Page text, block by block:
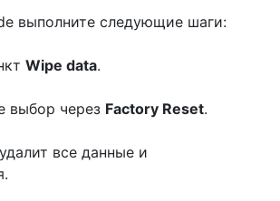
выполните следующие шаги:
Wipe data.
выбор через Factory Reset.
все данные и